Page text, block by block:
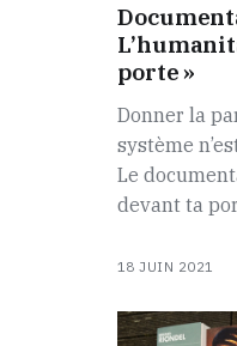
porte »
Donner la
système
Le
devant ta
18 JUIN 2021